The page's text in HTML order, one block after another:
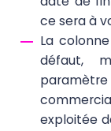
ce sera à
La colonne
défaut,
paramètre
exploitée